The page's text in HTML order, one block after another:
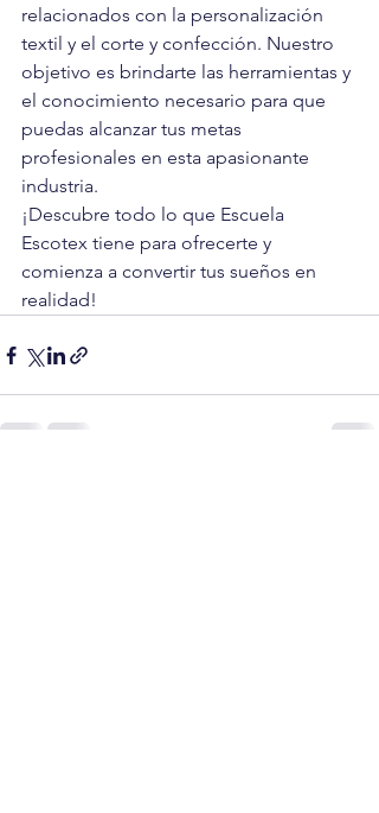
relacionados con la personalización
textil y el corte y confección. Nuestro
objetivo es brindarte las herramientas y
el conocimiento necesario para que
puedas alcanzar tus metas
profesionales en esta apasionante
industria.
¡Descubre todo lo que Escuela
Escotex tiene para ofrecerte y
comienza a convertir tus sueños en
realidad!